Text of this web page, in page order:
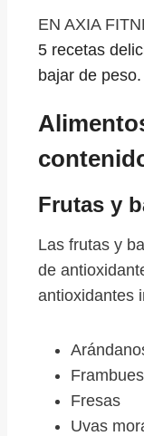
EN AXIA
5 recetas
bajar de peso.
Frutas y
Las frutas y
de
antioxidantes
Fresas
Uvas